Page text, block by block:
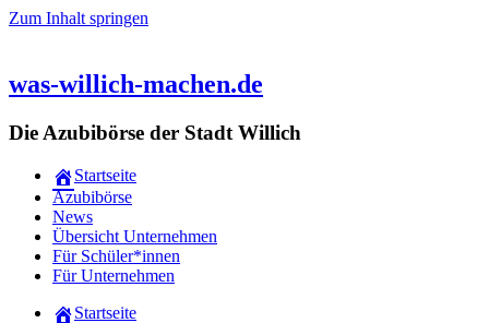
Zum Inhalt springen
was-willich-machen.de
Die Azubibörse der Stadt Willich
Startseite
Azubibörse
News
Übersicht Unternehmen
Für Schüler*innen
Für Unternehmen
Startseite